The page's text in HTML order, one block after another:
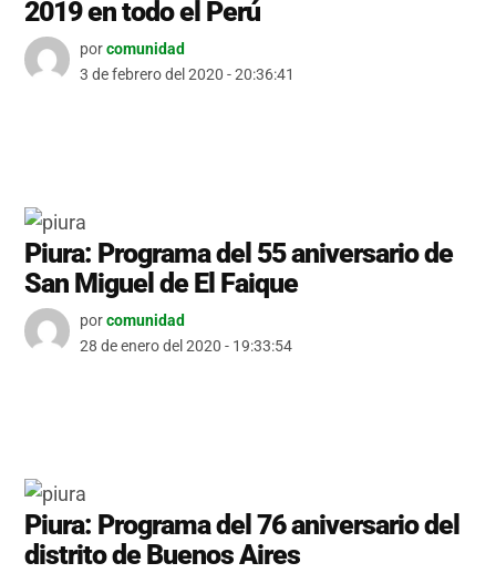
2019 en todo el Perú
porcomunidad
3 de febrero del 2020 - 20:36:41
Piura: Programa del 55 aniversario de
San Miguel de El Faique
porcomunidad
28 de enero del 2020 - 19:33:54
Piura: Programa del 76 aniversario del
distrito de Buenos Aires